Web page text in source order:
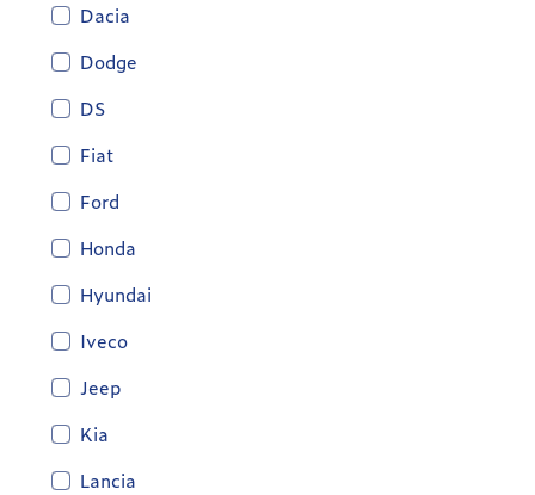
Dacia
Dodge
DS
Fiat
Ford
Honda
Hyundai
Iveco
Jeep
Kia
Lancia